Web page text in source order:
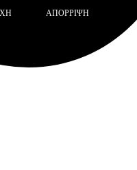
ΑΠΌΡΡΙΨΗ